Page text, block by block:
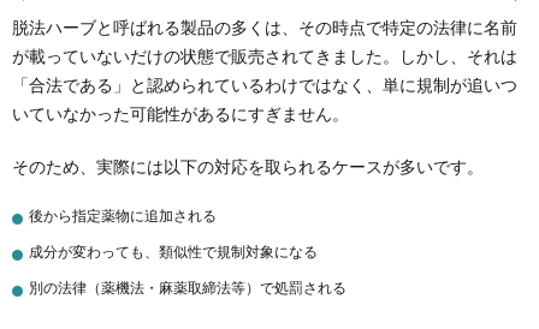
脱法ハーブと呼ばれる製品の多くは、その時点で特定の法律に名前
が載っていないだけの状態で販売されてきました。しかし、それは
「合法である」と認められているわけではなく、単に規制が追いつ
いていなかった可能性があるにすぎません。
そのため、実際には以下の対応を取られるケースが多いです。
後から指定薬物に追加される
成分が変わっても、類似性で規制対象になる
別の法律（薬機法・麻薬取締法等）で処罰される